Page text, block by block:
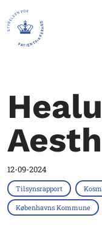
12-09-2024
Tilsynsrapport
Københavns Kommune